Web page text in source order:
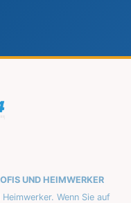
UND HEIMWERKER
Wenn Sie auf